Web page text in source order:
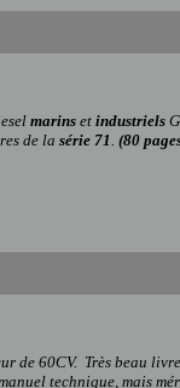
marins et industriels
de la série 71. (80
de 60CV. Très beau
technique, mais